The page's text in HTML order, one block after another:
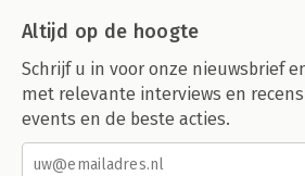
Altijd op de hoogte
Schrijf u in voor onze nieuwsbrief
met relevante interviews en
events en de beste acties.